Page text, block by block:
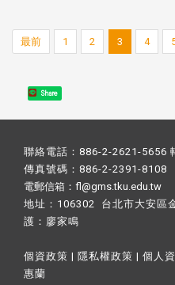
最前 1 2 3 4
Share
聯絡電話：886-2-2621-5656
傳真號碼：886-2-2391-8108
電郵信箱：fl@gms.tku.edu.tw
地址：106302 台北市大安區
護： 廖家鳴​
個資政策 | 隱私權政策 | 個人
惠蘭